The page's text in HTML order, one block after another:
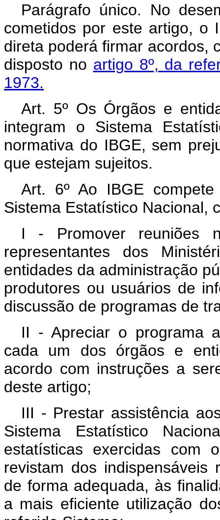
Parágrafo único. No
cometidos por este artigo, o
direta poderá firmar acordos,
disposto no artigo 8º, da
1973.
Art. 5º Os Órgãos e
integram o Sistema
normativa do IBGE, sem
que estejam sujeitos.
Art. 6º Ao IBGE
Sistema Estatístico Nacional,
I - Promover reuniões
representantes dos
entidades da administração
produtores ou usuários de
discussão de programas de
II - Apreciar o programa
cada um dos órgãos e
acordo com instruções a
deste artigo;
III - Prestar assistência
Sistema Estatístico
estatísticas exercidas com
revistam dos indispensáveis
de forma adequada, às
a mais eficiente utilização